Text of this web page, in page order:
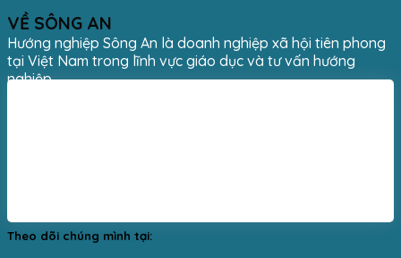
VỀ SÔNG AN
Hướng nghiệp Sông An là doanh nghiệp xã hội tiên phong
tại Việt Nam trong lĩnh vực giáo dục và tư vấn hướng
nghiệp.
Theo dõi chúng mình tại: